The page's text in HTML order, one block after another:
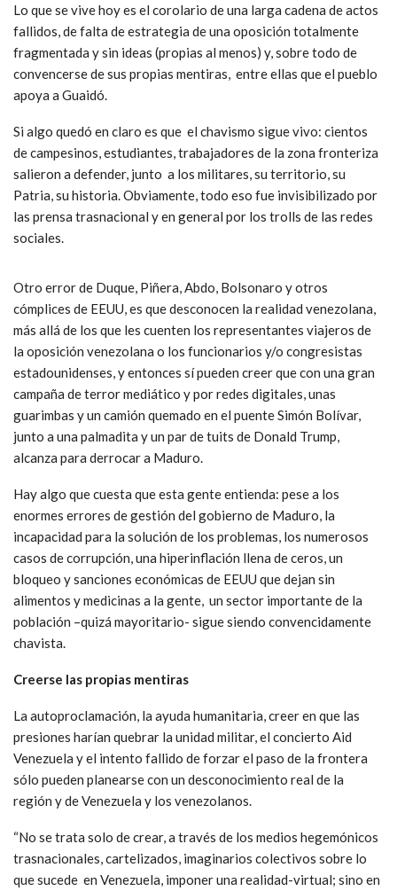
Lo que se vive hoy es el corolario de una larga cadena de actos
fallidos, de falta de estrategia de una oposición totalmente
fragmentada y sin ideas (propias al menos) y, sobre todo de
convencerse de sus propias mentiras, entre ellas que el pueblo
apoya a Guaidó.
Si algo quedó en claro es que el chavismo sigue vivo: cientos
de campesinos, estudiantes, trabajadores de la zona fronteriza
salieron a defender, junto a los militares, su territorio, su
Patria, su historia. Obviamente, todo eso fue invisibilizado por
las prensa trasnacional y en general por los trolls de las redes
sociales.
Otro error de Duque, Piñera, Abdo, Bolsonaro y otros
cómplices de EEUU, es que desconocen la realidad venezolana,
más allá de los que les cuenten los representantes viajeros de
la oposición venezolana o los funcionarios y/o congresistas
estadounidenses, y entonces sí pueden creer que con una gran
campaña de terror mediático y por redes digitales, unas
guarimbas y un camión quemado en el puente Simón Bolívar,
junto a una palmadita y un par de tuits de Donald Trump,
alcanza para derrocar a Maduro.
Hay algo que cuesta que esta gente entienda: pese a los
enormes errores de gestión del gobierno de Maduro, la
incapacidad para la solución de los problemas, los numerosos
casos de corrupción, una hiperinflación llena de ceros, un
bloqueo y sanciones económicas de EEUU que dejan sin
alimentos y medicinas a la gente, un sector importante de la
población –quizá mayoritario- sigue siendo convencidamente
chavista.
Creerse las propias mentiras
La autoproclamación, la ayuda humanitaria, creer en que las
presiones harían quebrar la unidad militar, el concierto Aid
Venezuela y el intento fallido de forzar el paso de la frontera
sólo pueden planearse con un desconocimiento real de la
región y de Venezuela y los venezolanos.
“No se trata solo de crear, a través de los medios hegemónicos
trasnacionales, cartelizados, imaginarios colectivos sobre lo
que sucede en Venezuela, imponer una realidad-virtual; sino en